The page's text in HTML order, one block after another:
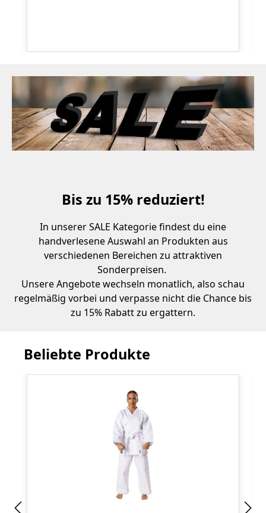
Bis zu 15% reduziert!
In unserer SALE Kategorie findest du eine
handverlesene Auswahl an Produkten aus
verschiedenen Bereichen zu attraktiven
Sonderpreisen.
Unsere Angebote wechseln monatlich, also schau
regelmäßig vorbei und verpasse nicht die Chance bis
zu 15% Rabatt zu ergattern.
Beliebte Produkte